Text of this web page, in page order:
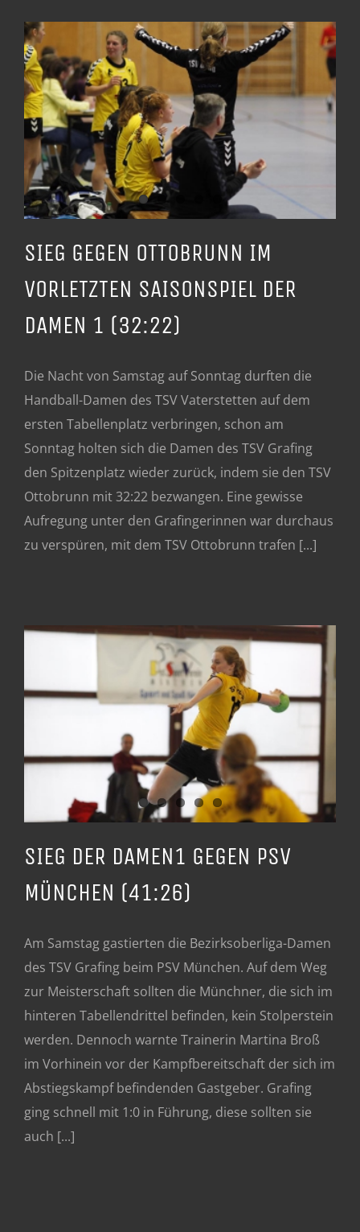
SIEG GEGEN OTTOBRUNN IM
VORLETZTEN SAISONSPIEL DER
DAMEN 1 (32:22)
Die Nacht von Samstag auf Sonntag durften die
Handball-Damen des TSV Vaterstetten auf dem
ersten Tabellenplatz verbringen, schon am
Sonntag holten sich die Damen des TSV Grafing
den Spitzenplatz wieder zurück, indem sie den TSV
Ottobrunn mit 32:22 bezwangen. Eine gewisse
Aufregung unter den Grafingerinnen war durchaus
zu verspüren, mit dem TSV Ottobrunn trafen [...]
SIEG DER DAMEN1 GEGEN PSV
MÜNCHEN (41:26)
Am Samstag gastierten die Bezirksoberliga-Damen
des TSV Grafing beim PSV München. Auf dem Weg
zur Meisterschaft sollten die Münchner, die sich im
hinteren Tabellendrittel befinden, kein Stolperstein
werden. Dennoch warnte Trainerin Martina Broß
im Vorhinein vor der Kampfbereitschaft der sich im
Abstiegskampf befindenden Gastgeber. Grafing
ging schnell mit 1:0 in Führung, diese sollten sie
auch [...]